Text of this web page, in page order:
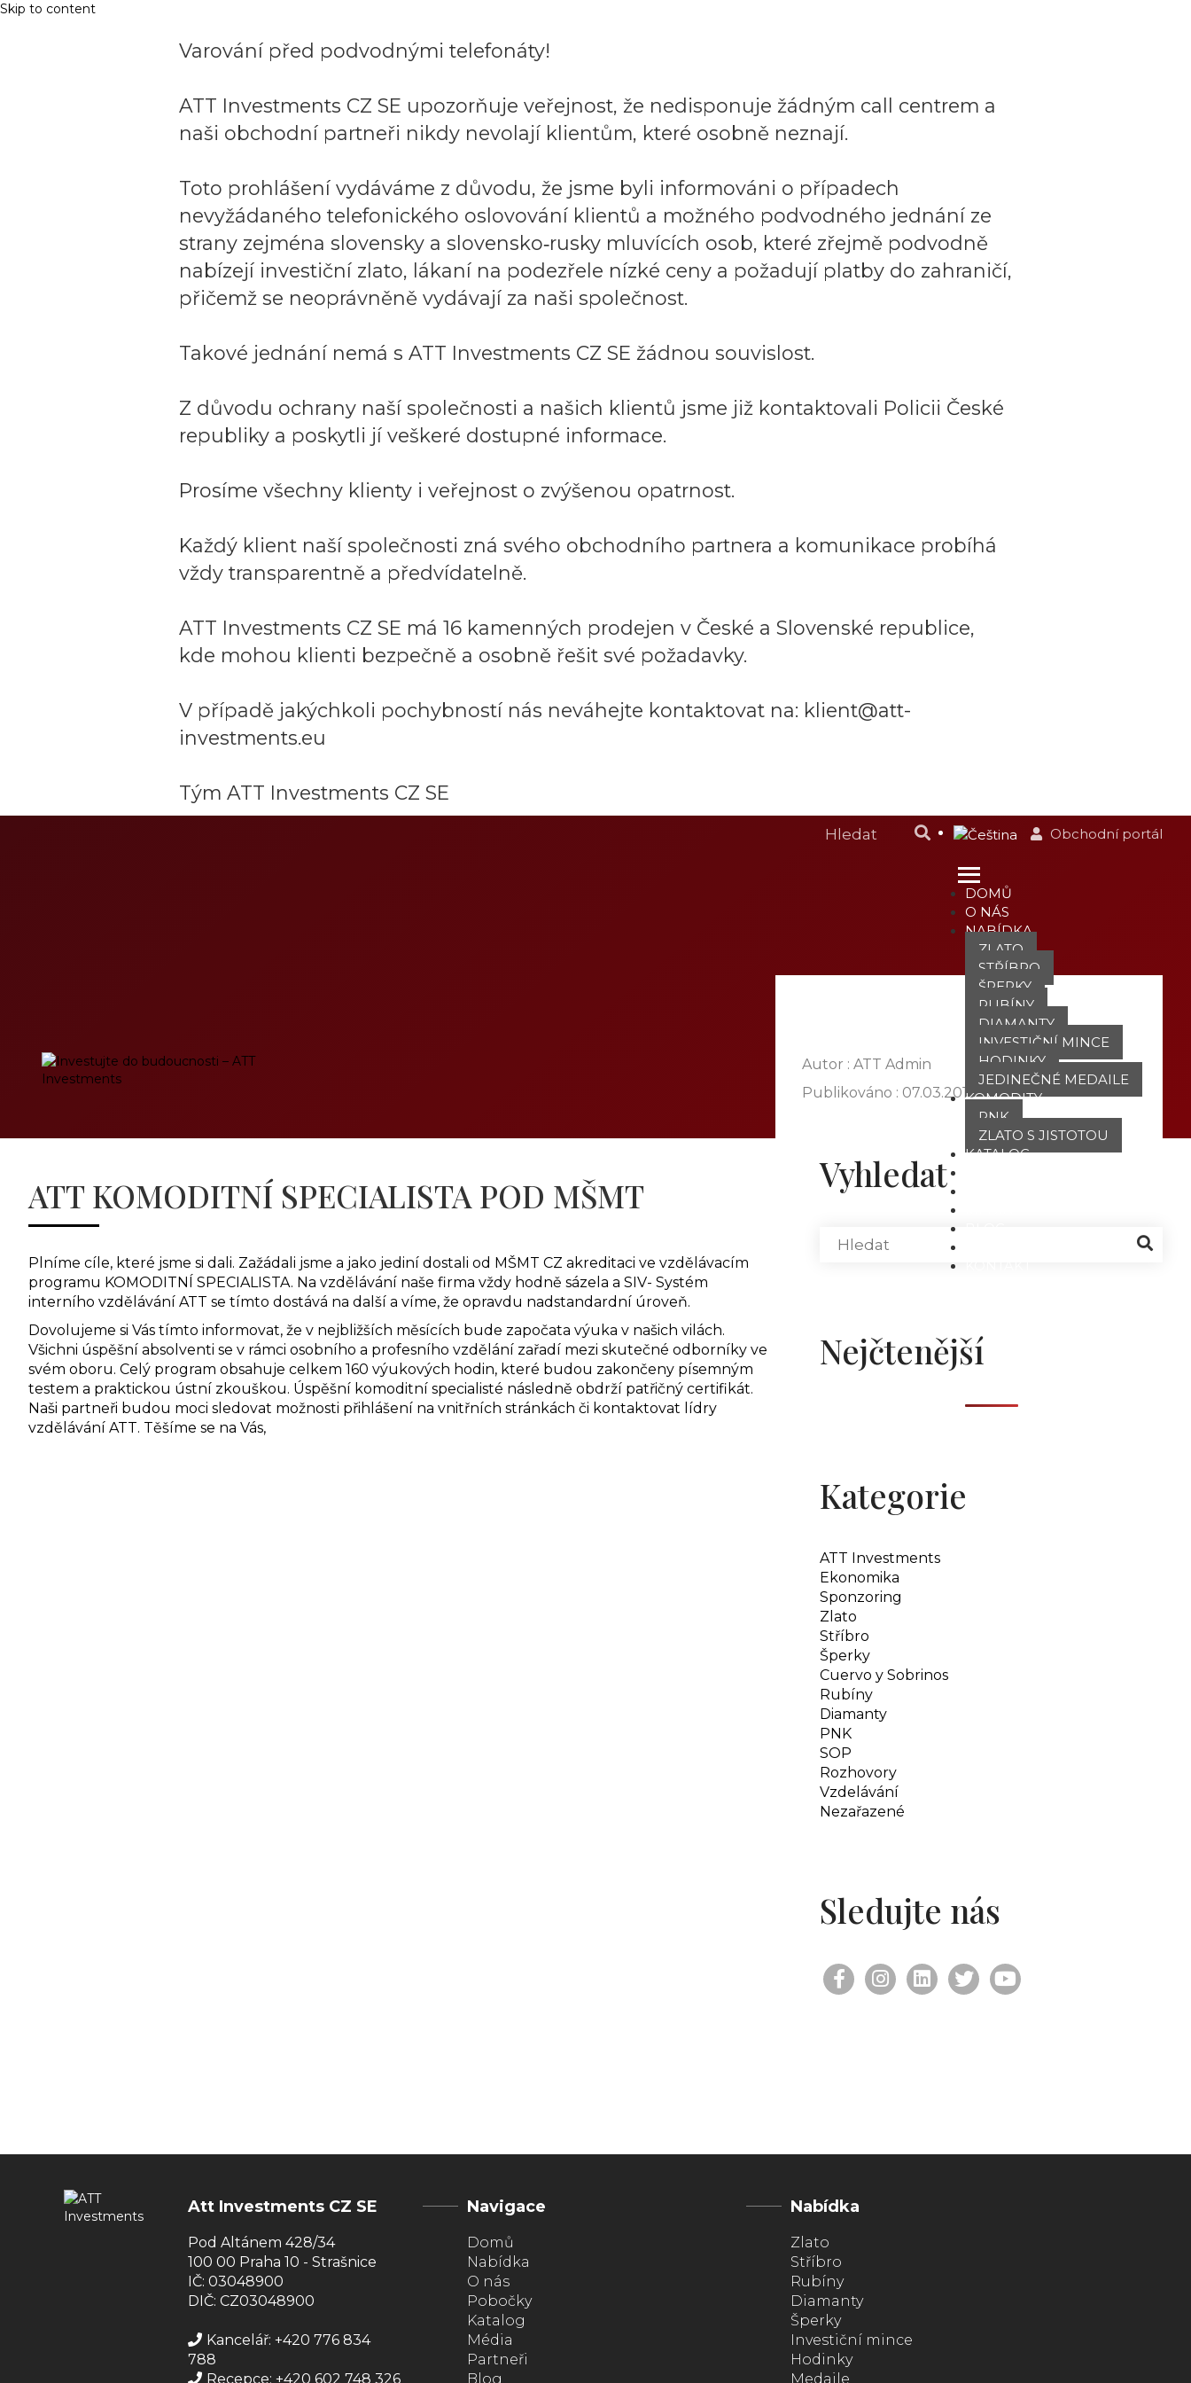
Skip to content
Varování před podvodnými telefonáty!
ATT Investments CZ SE upozorňuje veřejnost, že nedisponuje žádným call centrem a
naši obchodní partneři nikdy nevolají klientům, které osobně neznají.
Toto prohlášení vydáváme z důvodu, že jsme byli informováni o případech
nevyžádaného telefonického oslovování klientů a možného podvodného jednání ze
strany zejména slovensky a slovensko‑rusky mluvících osob, které zřejmě podvodně
nabízejí investiční zlato, lákaní na podezřele nízké ceny a požadují platby do zahraničí,
přičemž se neoprávněně vydávají za naši společnost.
Takové jednání nemá s ATT Investments CZ SE žádnou souvislost.
Z důvodu ochrany naší společnosti a našich klientů jsme již kontaktovali Policii České
republiky a poskytli jí veškeré dostupné informace.
Prosíme všechny klienty i veřejnost o zvýšenou opatrnost.
Každý klient naší společnosti zná svého obchodního partnera a komunikace probíhá
vždy transparentně a předvídatelně.
ATT Investments CZ SE má 16 kamenných prodejen v České a Slovenské republice,
kde mohou klienti bezpečně a osobně řešit své požadavky.
V případě jakýchkoli pochybností nás neváhejte kontaktovat na: klient@att-
investments.eu
Tým ATT Investments CZ SE
Obchodní portál
DOMŮ
O NÁS
NABÍDKA
ZLATO
STŘÍBRO
ŠPERKY
RUBÍNY
DIAMANTY
INVESTIČNÍ MINCE
HODINKY
JEDINEČNÉ MEDAILE
KOMODITY
PNK
ZLATO S JISTOTOU
KATALOG
Autor : ATT Admin
Publikováno : 07.03.2019
ATT KOMODITNÍ SPECIALISTA POD MŠMT
Plníme cíle, které jsme si dali. Zažádali jsme a jako jediní dostali od MŠMT CZ akreditaci ve vzdělávacím
programu KOMODITNÍ SPECIALISTA. Na vzdělávání naše firma vždy hodně sázela a SIV- Systém
interního vzdělávání ATT se tímto dostává na další a víme, že opravdu nadstandardní úroveň.
Dovolujeme si Vás tímto informovat, že v nejbližších měsících bude započata výuka v našich vilách.
Všichni úspěšní absolventi se v rámci osobního a profesního vzdělání zařadí mezi skutečné odborníky ve
svém oboru. Celý program obsahuje celkem 160 výukových hodin, které budou zakončeny písemným
testem a praktickou ústní zkouškou. Úspěšní komoditní specialisté následně obdrží patřičný certifikát.
Naši partneři budou moci sledovat možnosti přihlášení na vnitřních stránkách či kontaktovat lídry
vzdělávání ATT. Těšíme se na Vás,
Vyhledat
Nejčtenější
Kategorie
ATT Investments
Ekonomika
Sponzoring
Zlato
Stříbro
Šperky
Cuervo y Sobrinos
Rubíny
Diamanty
PNK
SOP
Rozhovory
Vzdelávání
Nezařazené
Sledujte nás
Att Investments CZ SE
Pod Altánem 428/34
100 00 Praha 10 - Strašnice
IČ: 03048900
DIČ: CZ03048900
Kancelář: +420 776 834
788
Recepce: +420 602 748 326
Navigace
Domů
Nabídka
O nás
Pobočky
Katalog
Média
Partneři
Blog
Nabídka
Zlato
Stříbro
Rubíny
Diamanty
Šperky
Investiční mince
Hodinky
Medaile